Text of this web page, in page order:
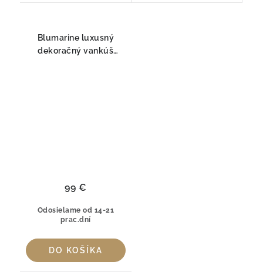
Blumarine luxusný
dekoračný vankúš
Odosielame od 14-21
prac.dní
99 €
DO KOŠÍKA